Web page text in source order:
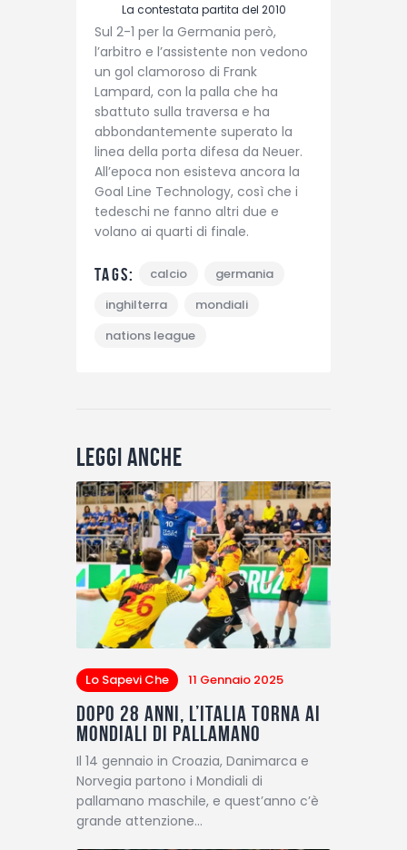
La contestata partita del 2010
Sul 2-1 per la Germania però,
l’arbitro e l’assistente non vedono
un gol clamoroso di Frank
Lampard, con la palla che ha
sbattuto sulla traversa e ha
abbondantemente superato la
linea della porta difesa da Neuer.
All’epoca non esisteva ancora la
Goal Line Technology, così che i
tedeschi ne fanno altri due e
volano ai quarti di finale.
Tags: calcio
germania
inghilterra
mondiali
nations league
Leggi anche
Lo Sapevi Che 11 Gennaio 2025
Dopo 28 anni, l’Italia torna ai
Mondiali di pallamano
Il 14 gennaio in Croazia, Danimarca e
Norvegia partono i Mondiali di
pallamano maschile, e quest’anno c’è
grande attenzione…